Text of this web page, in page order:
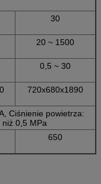
30
20 ~ 1500
0,5 ~ 30
720x680x1890
Ciśnienie powietrza:
niż 0,5 MPa
650